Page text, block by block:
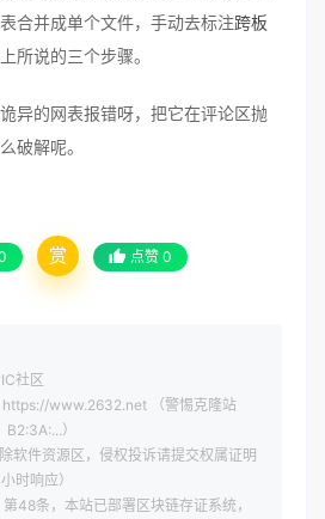
合并成单个文件，手动去标注跨板
所说的三个步骤。
异的网表报错呀，把它在评论区抛
破解呢。
赏 点赞 0
社区
https://www.2632.net （警惕克隆站
）
软件资源区，侵权投诉请提交权属证明
时响应）
48条，本站已部署区块链存证系统，